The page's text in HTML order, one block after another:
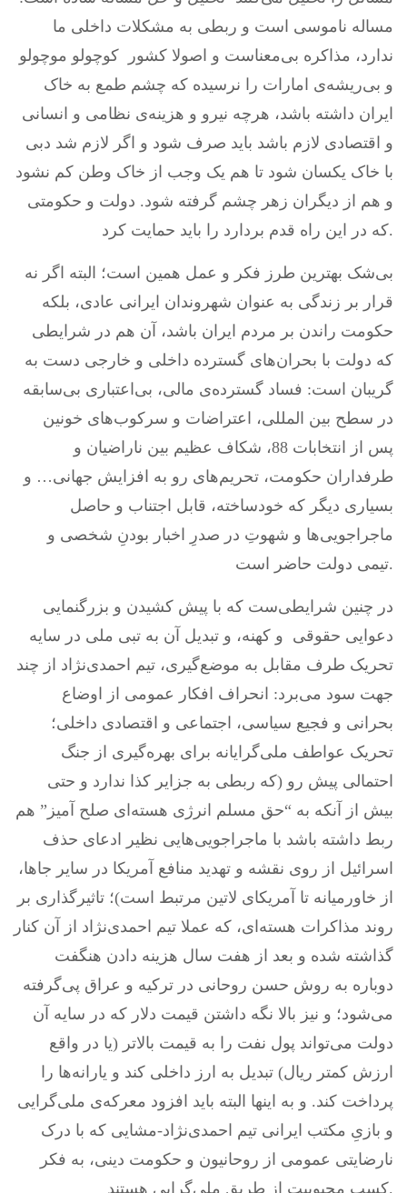
مساله ناموسی است و ربطی به مشکلات داخلی ما
ندارد، مذاکره بی‌معناست و اصولا کشور کوچولو موچولو
و بی‌ریشه‌ی امارات را نرسیده که چشم طمع به خاک
ایران داشته باشد، هرچه نیرو و هزینه‌ی نظامی و انسانی
و اقتصادی لازم باشد باید صرف شود و اگر لازم شد دبی
با خاک یکسان شود تا هم یک وجب از خاک وطن کم نشود
و هم از دیگران زهر چشم گرفته شود. دولت و حکومتی
که در این راه قدم بردارد را باید حمایت کرد.
بی‌شک بهترین طرز فکر و عمل همین است؛ البته اگر نه
قرار بر زندگی به عنوان شهروندان ایرانی عادی، بلکه
حکومت راندن بر مردم ایران باشد، آن هم در شرایطی
که دولت با بحران‌های گسترده داخلی و خارجی دست به
گریبان است: فساد گسترده‌ی مالی، بی‌اعتباری بی‌سابقه
در سطح بین المللی، اعتراضات و سرکوب‌های خونین
پس از انتخابات 88، شکاف عظیم بین ناراضیان و
طرفداران حکومت، تحریم‌های رو به افزایش جهانی… و
بسیاری دیگر که خودساخته، قابل اجتناب و حاصل
ماجراجویی‌ها و شهوتِ در صدرِ اخبار بودنِ شخصی و
تیمی دولت حاضر است.
در چنین شرایطی‌ست که با پیش کشیدن و بزرگنمایی
دعوایی حقوقی و کهنه‌‌، و تبدیل آن به تبی ملی در سایه
تحریک طرف مقابل به موضع‌گیری، تیم احمدی‌نژاد از چند
جهت سود می‌برد: انحراف افکار عمومی از اوضاع
بحرانی و فجیع سیاسی، اجتماعی و اقتصادی داخلی؛
تحریک عواطف ملی‌گرایانه برای بهره‌گیری از جنگ
احتمالی پیش رو (که ربطی به جزایر کذا ندارد و حتی
بیش از آنکه به “حق مسلم انرژی هسته‌ای صلح آمیز” هم
ربط داشته باشد با ماجراجویی‌هایی نظیر ادعای حذف
اسرائیل از روی نقشه و تهدید منافع آمریکا در سایر جاها،
از خاورمیانه تا آمریکای لاتین مرتبط است)؛ تاثیرگذاری بر
روند مذاکرات هسته‌ای، که عملا تیم احمدی‌نژاد از آن کنار
گذاشته شده و بعد از هفت سال هزینه دادن هنگفت
دوباره به روش حسن روحانی در ترکیه و عراق پی‌گرفته
می‌شود؛ و نیز بالا نگه‌ داشتن قیمت دلار که در سایه آن
دولت می‌تواند پول نفت را به قیمت بالاتر (یا در واقع
ارزش کمتر ریال) تبدیل به ارز داخلی کند و یارانه‌ها را
پرداخت کند. و به اینها البته باید افزود معرکه‌ی ملی‌گرایی
و بازیِ مکتب ایرانی تیم احمدی‌نژاد-مشایی که با درک
نارضایتی عمومی از روحانیون و حکومت دینی، به فکر
کسب محبوبیت از طریق ملی‌گرایی هستند.